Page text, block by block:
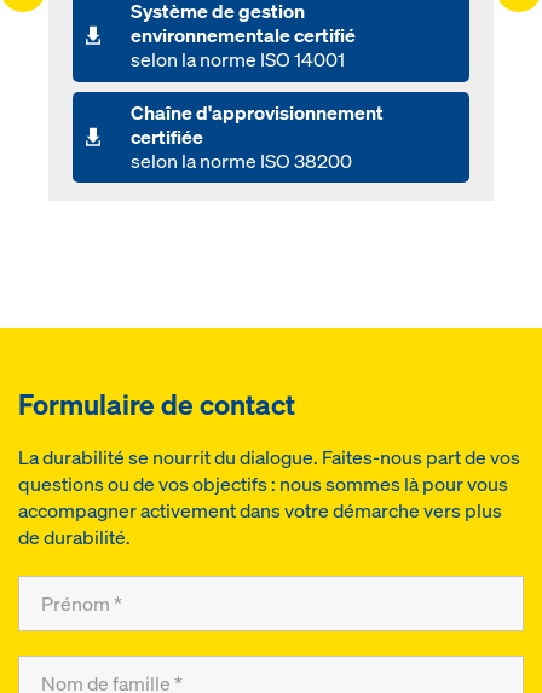
Système de gestion
environnementale certifié
selon la norme ISO 14001
Chaîne d'approvisionnement
certifiée
selon la norme ISO 38200
Formulaire de contact
La durabilité se nourrit du dialogue. Faites-nous part de vos
questions ou de vos objectifs : nous sommes là pour vous
accompagner activement dans votre démarche vers plus
de durabilité.